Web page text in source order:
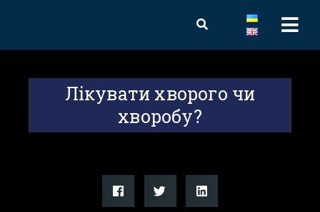
Лікувати хворого чи
хворобу?